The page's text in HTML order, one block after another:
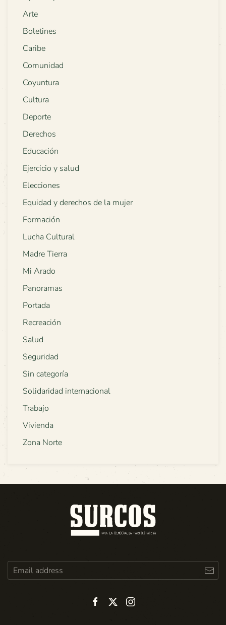
Arte
Boletines
Caribe
Comunidad
Coyuntura
Cultura
Deporte
Derechos
Educación
Ejercicio y salud
Elecciones
Equidad y derechos de la mujer
Formación
Lucha Cultural
Madre Tierra
Mi Arado
Panoramas
Portada
Recreación
Salud
Seguridad
Sin categoría
Solidaridad internacional
Trabajo
Vivienda
Zona Norte